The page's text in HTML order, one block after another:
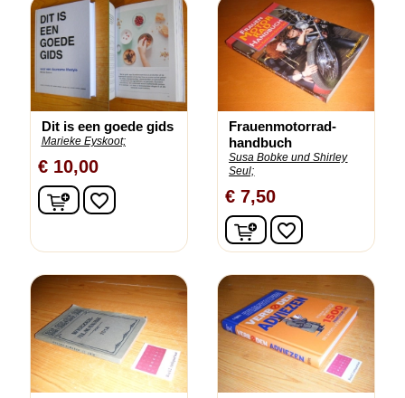
Dit is een goede gids
Marieke Eyskoot;
€ 10,00
In winkelwagen
favorite_border
Frauenmotorrad-
handbuch
Susa Bobke und Shirley
Seul;
€ 7,50
In winkelwagen
favorite_border